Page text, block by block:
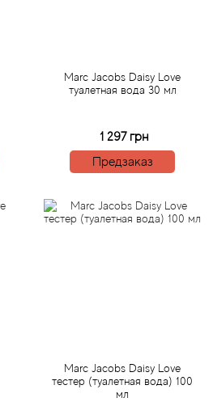
Marc Jacobs Daisy Love
туалетная вода 30 мл
1 297 грн
Предзаказ
Marc Jacobs Daisy Love
тестер (туалетная вода) 100
мл